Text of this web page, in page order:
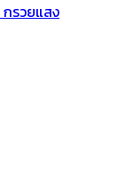
รวยแสง